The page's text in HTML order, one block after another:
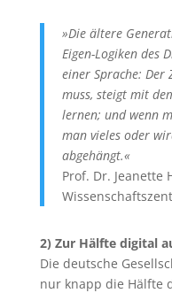
»Die ältere
Eigen-Logiken des
einer Sprache: Der
muss, steigt mit
lernen; und wenn
man vieles oder
abgehängt.«
Prof. Dr. Jeanette
2) Zur Hälfte digital
Die deutsche
nur knapp die Hälfte